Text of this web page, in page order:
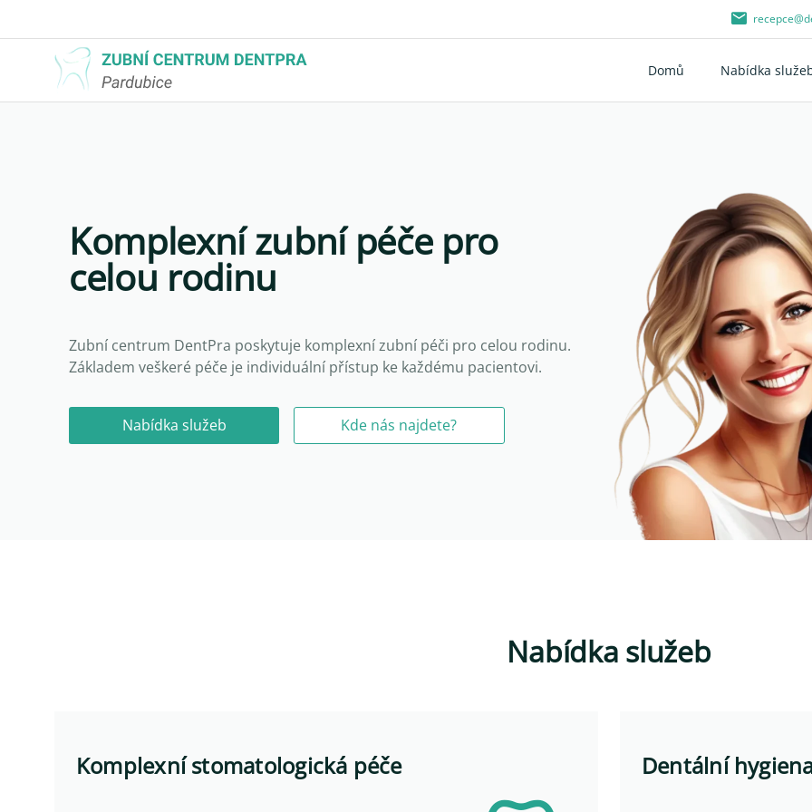
Domů Nabídka
Komplexní zubní péče pro
celou rodinu
Zubní centrum DentPra poskytuje komplexní zubní péči pro celou rodinu.
Základem veškeré péče je individuální přístup ke každému pacientovi.
Nabídka služeb Kde nás najdete?
Nabídka služeb
Komplexní stomatologická péče Dentální